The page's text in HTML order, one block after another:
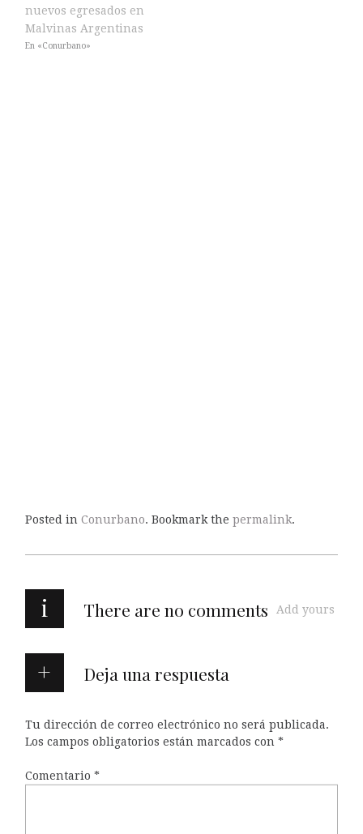
nuevos egresados en
Malvinas Argentinas
En «Conurbano»
Posted in Conurbano. Bookmark the permalink.
i There are no comments Add yours
Deja una respuesta
Tu dirección de correo electrónico no será publicada.
Los campos obligatorios están marcados con *
Comentario *